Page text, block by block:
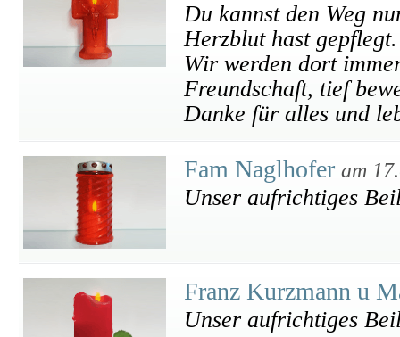
Du kannst den Weg
Herzblut hast gepflegt.
Wir werden dort
Freundschaft, tief
Danke für alles und
Fam Naglhofer am
Unser aufrichtiges
Franz Kurzmann u
Unser aufrichtiges